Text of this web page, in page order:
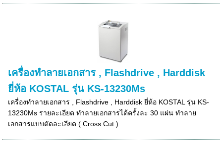
เครื่องทำลายเอกสาร , Flashdrive , Harddisk
ยี่ห้อ KOSTAL รุ่น KS-13230Ms
เครื่องทำลายเอกสาร , Flashdrive , Harddisk ยี่ห้อ KOSTAL รุ่น KS-
13230Ms รายละเอียด ทำลายเอกสารได้ครั้งละ 30 แผ่น ทำลาย
เอกสารแบบตัดละเอียด ( Cross Cut ) ...